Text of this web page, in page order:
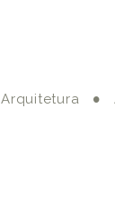
Arquitetura